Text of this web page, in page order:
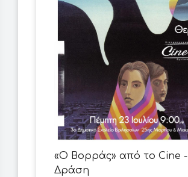
«Ο Βορράς» από το Cine -
Δράση